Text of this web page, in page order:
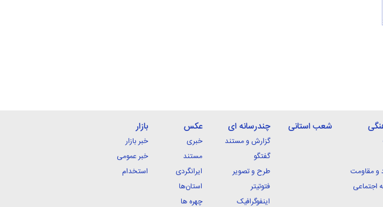
و مقاومت
اجتماعی
شعب استانی چندرسانه ای
گزارش و مستند
گفتگو
طرح و تصویر
فتوتیتر
اینفوگرافیک
عکس
خبری
مستند
ایرانگردی
استان‌ها
چهره ها
بازار
خبر بازار
خبر عمومی
استخدام